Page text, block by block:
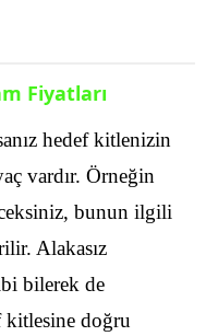
Fiyatları
hedef kitlenizin
vardır. Örneğin
bunun ilgili
Alakasız
bilerek de
kitlesine doğru